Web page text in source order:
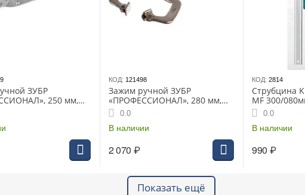
ЗУБР
250 мм,
работ,
круглых деталей,
КОД: 121498
Зажим ручной ЗУБР
«ПРОФЕССИОНАЛ», 280 мм,
точечный с подвижными
губками, CrV (22517)
0.0
В наличии
2 070 ₽
КОД: 2814
Струбцина
MF 300/
0.0
В наличии
990 ₽
Показать ещё